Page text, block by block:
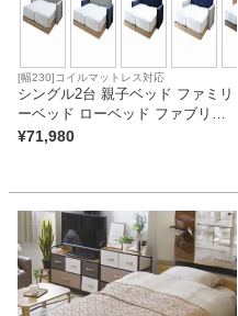
ベッド
収納家具
ホームオフィス
[幅230]コイルマットレス対応
シングル2台 親子ベッド ファミリ
ーベッド ローベッド ファブリッ
ク キングサイズ コンセント付き
¥71,980